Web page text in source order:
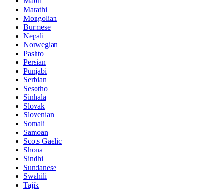
Marathi
Mongolian
Burmese
Nepali
Norwegian
Pashto
Persian
Punjabi
Serbian
Sesotho
Sinhala
Slovak
Slovenian
Somali
Samoan
Scots Gaelic
Shona
Sindhi
Sundanese
Swahili
Tajik